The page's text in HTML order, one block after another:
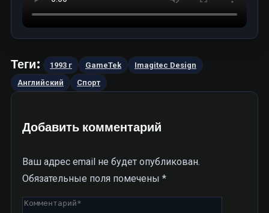
Теги: 1993 г GameTek
Imagitec Design
Английский
Спорт
Добавить комментарий
Ваш адрес email не будет опубликован.
Обязательные поля помечены *